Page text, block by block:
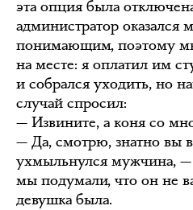
эта опция была
администратор оказался
понимающим, поэтому
на месте: я оплатил им
и собрался уходить, но
случай спросил:
— Извините, а коня со
— Да, смотрю, знатно вы
ухмыльнулся мужчина, —
мы подумали, что он не
девушка была.